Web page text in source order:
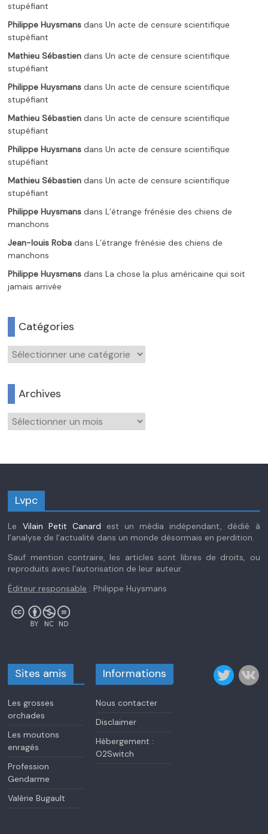
stupéfiant
Philippe Huysmans dansUn acte de censure scientifique
stupéfiant
Mathieu Sébastien dansUn acte de censure scientifique
stupéfiant
Philippe Huysmans dansUn acte de censure scientifique
stupéfiant
Mathieu Sébastien dansUn acte de censure scientifique
stupéfiant
Philippe Huysmans dansUn acte de censure scientifique
stupéfiant
Mathieu Sébastien dansUn acte de censure scientifique
stupéfiant
Philippe Huysmans dansL’étrange frénésie des chiens de
manchons
Jean-louis Roba dansL’étrange frénésie des chiens de
manchons
Philippe Huysmans dansLa chose la plus américaine qui soit
jamais arrivée
Catégories
Catégories
Archives
Archives
Lvpc
Le Vilain Petit Canard est un média indépendant, dédié à
l’analyse de l’actualité dans un monde désormais en perdition.
Sauf mention contraire, les articles sont libres de droits, ou
reproduits avec l’autorisation de leur auteur.
Éditeur responsable : Philippe Huysmans
Sites amis
Les grosses
orchades
Les moutons
enragés
Profession
Gendarme
Valérie Bugault
Informations
Nous contacter
Disclaimer
Hébergement :
O2Switch